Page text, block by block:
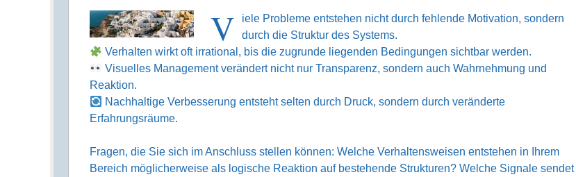
V
iele Probleme entstehen nicht durch fehlende Motivation, sondern
durch die Struktur des Systems.
Verhalten wirkt oft irrational, bis die zugrunde liegenden Bedingungen sichtbar werden.
Visuelles Management verändert nicht nur Transparenz, sondern auch Wahrnehmung und
Reaktion.
Nachhaltige Verbesserung entsteht selten durch Druck, sondern durch veränderte
Erfahrungsräume.
Fragen, die Sie sich im Anschluss stellen können: Welche Verhaltensweisen entstehen in Ihrem
Bereich möglicherweise als logische Reaktion auf bestehende Strukturen? Welche Signale sendet